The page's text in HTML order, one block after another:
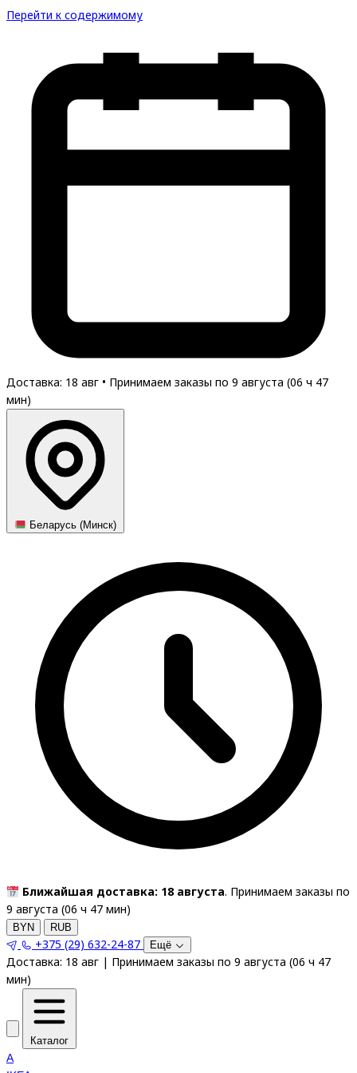
Перейти к содержимому
Доставка: 18 авг • Принимаем заказы по 9 августа (06 ч 47
мин)
Беларусь (Минск)
Ближайшая доставка: 18 августа. Принимаем заказы по
9 августа (06 ч 47 мин)
BYN RUB
+375 (29) 632-24-87 Ещё
Доставка: 18 авг | Принимаем заказы по 9 августа (06 ч 47
мин)
Каталог
A